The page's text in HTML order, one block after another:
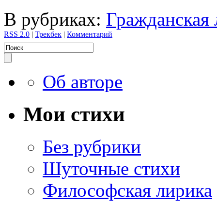
В рубриках: Гражданская
RSS 2.0 | Трекбек | Комментарий
Об авторе
Мои стихи
Без рубрики
Шуточные стихи
Философская лирика